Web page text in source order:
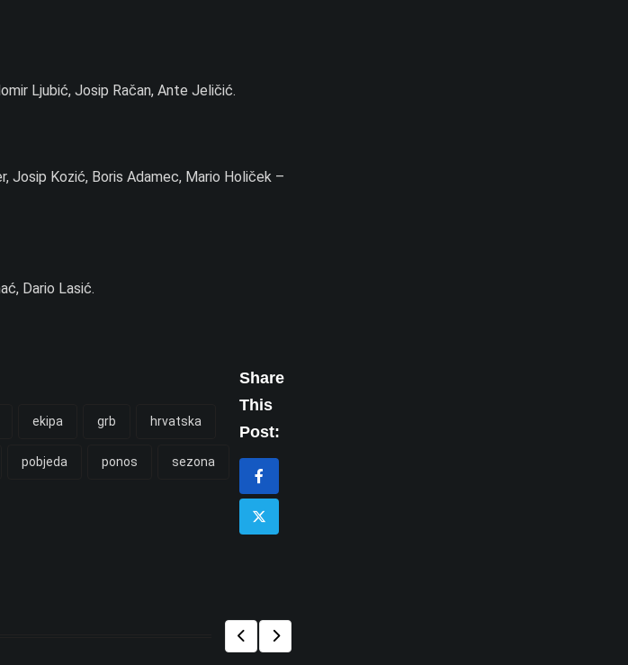
Ljubić, Josip Račan, Ante Jeličić.
Josip Kozić, Boris Adamec, Mario Holiček –
Dario Lasić.
ekipa grb hrvatska
pobjeda ponos sezona
Share
This
Post: